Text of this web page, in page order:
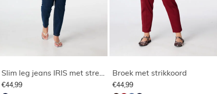
€44,99
Broek met strikkoord
€44,99